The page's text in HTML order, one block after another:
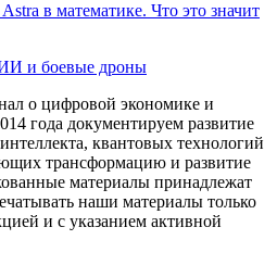
в математике. Что это значит
ИИ и боевые дроны
о цифровой экономике и
года документируем развитие
квантовых технологий
трансформацию и развитие
материалы принадлежат
наши материалы только
и с указанием активной